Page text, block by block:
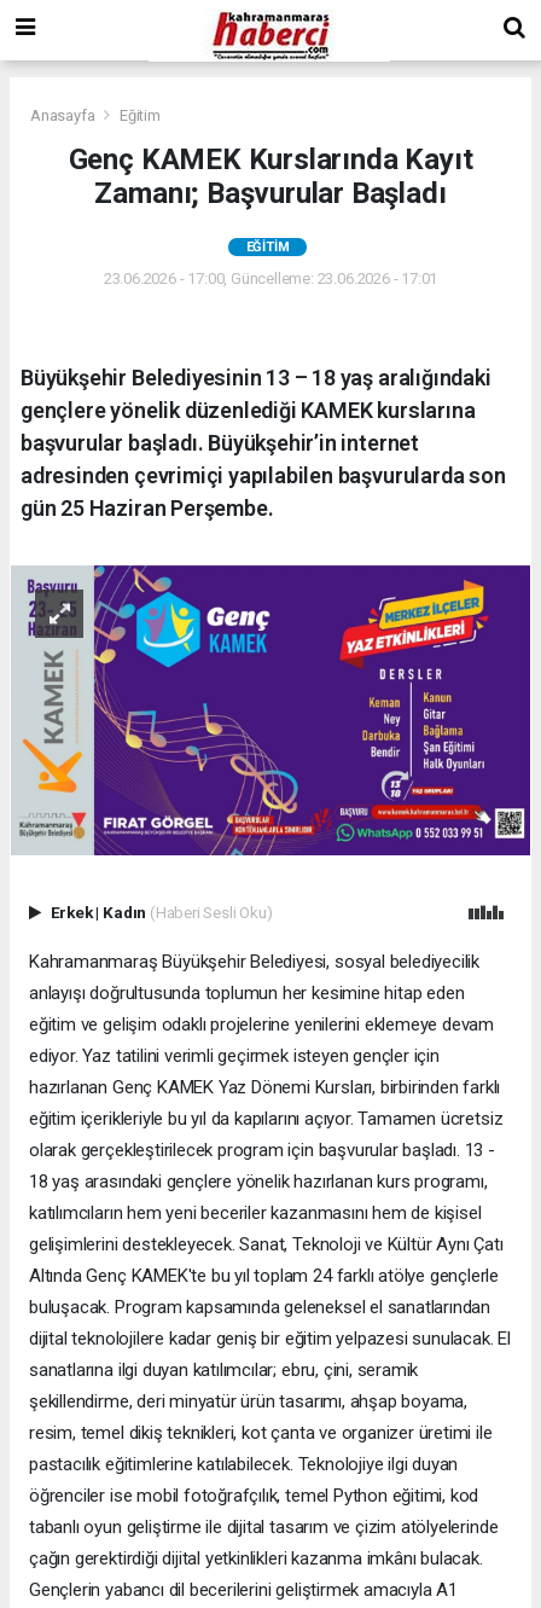
Anasayfa Eğitim
Genç KAMEK Kurslarında Kayıt
Zamanı; Başvurular Başladı
EĞITIM
23.06.2026 - 17:00, Güncelleme: 23.06.2026 - 17:01
Büyükşehir Belediyesinin 13 – 18 yaş aralığındaki
gençlere yönelik düzenlediği KAMEK kurslarına
başvurular başladı. Büyükşehir’in internet
adresinden çevrimiçi yapılabilen başvurularda son
gün 25 Haziran Perşembe.
Erkek| Kadın (Haberi Sesli Oku)
Kahramanmaraş Büyükşehir Belediyesi, sosyal belediyecilik
anlayışı doğrultusunda toplumun her kesimine hitap eden
eğitim ve gelişim odaklı projelerine yenilerini eklemeye devam
ediyor. Yaz tatilini verimli geçirmek isteyen gençler için
hazırlanan Genç KAMEK Yaz Dönemi Kursları, birbirinden farklı
eğitim içerikleriyle bu yıl da kapılarını açıyor. Tamamen ücretsiz
olarak gerçekleştirilecek program için başvurular başladı. 13 -
18 yaş arasındaki gençlere yönelik hazırlanan kurs programı,
katılımcıların hem yeni beceriler kazanmasını hem de kişisel
gelişimlerini destekleyecek. Sanat, Teknoloji ve Kültür Aynı Çatı
Altında Genç KAMEK'te bu yıl toplam 24 farklı atölye gençlerle
buluşacak. Program kapsamında geleneksel el sanatlarından
dijital teknolojilere kadar geniş bir eğitim yelpazesi sunulacak. El
sanatlarına ilgi duyan katılımcılar; ebru, çini, seramik
şekillendirme, deri minyatür ürün tasarımı, ahşap boyama,
resim, temel dikiş teknikleri, kot çanta ve organizer üretimi ile
pastacılık eğitimlerine katılabilecek. Teknolojiye ilgi duyan
öğrenciler ise mobil fotoğrafçılık, temel Python eğitimi, kod
tabanlı oyun geliştirme ile dijital tasarım ve çizim atölyelerinde
çağın gerektirdiği dijital yetkinlikleri kazanma imkânı bulacak.
Gençlerin yabancı dil becerilerini geliştirmek amacıyla A1